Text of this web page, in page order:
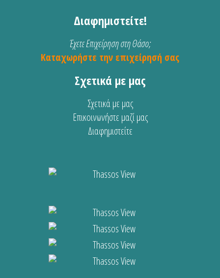
Διαφημιστείτε!
Έχετε Επιχείρηση στη Θάσο;
Καταχωρήστε την επιχείρησή σας
Σχετικά με μας
Σχετικά με μας
Επικοινωνήστε μαζί μας
Διαφημιστείτε